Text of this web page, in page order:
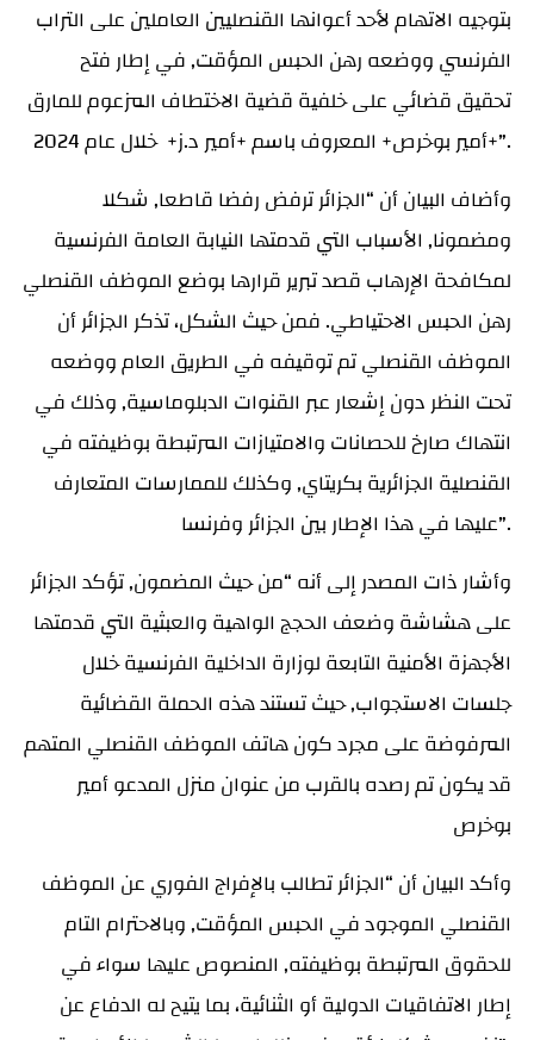
بتوجيه الاتهام لأحد أعوانها القنصليين العاملين على التراب
الفرنسي ووضعه رهن الحبس المؤقت, في إطار فتح
تحقيق قضائي على خلفية قضية الاختطاف المزعوم للمارق
+أمير بوخرص+ المعروف باسم +أمير د.ز+ خلال عام 2024”.
وأضاف البيان أن “الجزائر ترفض رفضا قاطعا, شكلا
ومضمونا, الأسباب التي قدمتها النيابة العامة الفرنسية
لمكافحة الإرهاب قصد تبرير قرارها بوضع الموظف القنصلي
رهن الحبس الاحتياطي. فمن حيث الشكل، تذكر الجزائر أن
الموظف القنصلي تم توقيفه في الطريق العام ووضعه
تحت النظر دون إشعار عبر القنوات الدبلوماسية, وذلك في
انتهاك صارخ للحصانات والامتيازات المرتبطة بوظيفته في
القنصلية الجزائرية بكريتاي, وكذلك للممارسات المتعارف
عليها في هذا الإطار بين الجزائر وفرنسا”.
وأشار ذات المصدر إلى أنه “من حيث المضمون, تؤكد الجزائر
على هشاشة وضعف الحجج الواهية والعبثية التي قدمتها
الأجهزة الأمنية التابعة لوزارة الداخلية الفرنسية خلال
جلسات الاستجواب, حيث تستند هذه الحملة القضائية
المرفوضة على مجرد كون هاتف الموظف القنصلي المتهم
قد يكون تم رصده بالقرب من عنوان منزل المدعو أمير
بوخرص
وأكد البيان أن “الجزائر تطالب بالإفراج الفوري عن الموظف
القنصلي الموجود في الحبس المؤقت, وبالاحترام التام
للحقوق المرتبطة بوظيفته, المنصوص عليها سواء في
إطار الاتفاقيات الدولية أو الثنائية، بما يتيح له الدفاع عن